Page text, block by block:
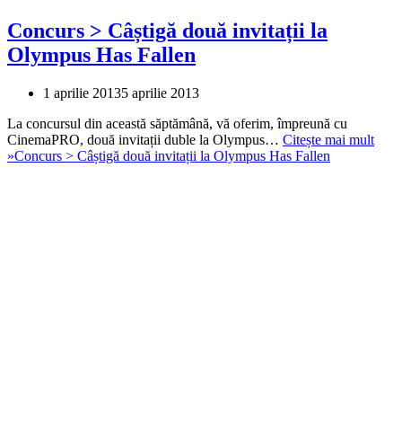
Concurs > Câștigă două invitații la
Olympus Has Fallen
1 aprilie 20135 aprilie 2013
La concursul din această săptămână, vă oferim, împreună cu
CinemaPRO, două invitații duble la Olympus… Citește mai mult
»Concurs > Câștigă două invitații la Olympus Has Fallen